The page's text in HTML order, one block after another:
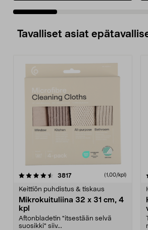
Tavalliset asiat
3817arvostelut (1,00/kpl)
Keittiön puhdistus & tiskaus
Mikrokuituliina 32 x 31 cm, 4
kpl
Aftonbladetin "itsestään selvä
suosikki" siiv...
4.5viidestä